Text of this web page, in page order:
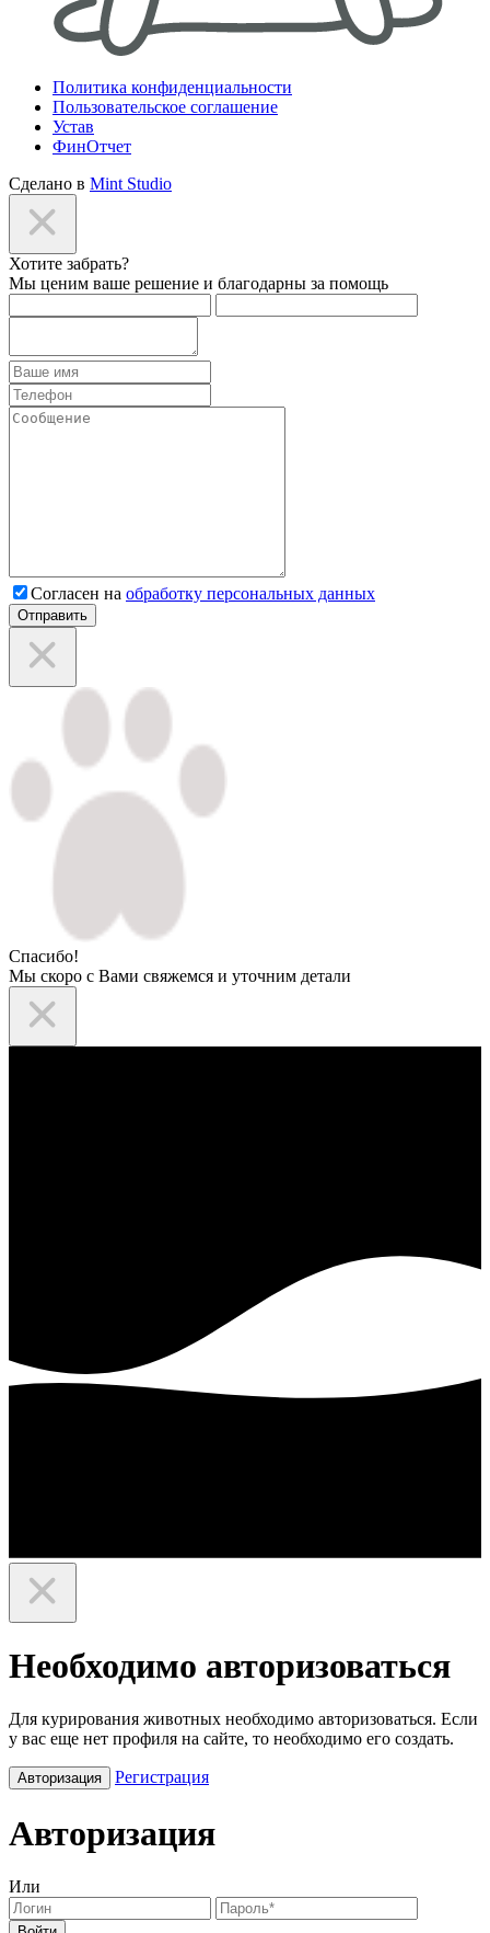
Политика конфиденциальности
Пользовательское соглашение
Устав
ФинОтчет
Сделано в Mint Studio
Хотите забрать?
Мы ценим ваше решение и благодарны за помощь
Согласен на обработку персональных данных
Отправить
Спасибо!
Мы скоро с Вами свяжемся и уточним детали
Необходимо авторизоваться
Для курирования животных необходимо авторизоваться. Если
у вас еще нет профиля на сайте, то необходимо его создать.
Авторизация Регистрация
Авторизация
Или